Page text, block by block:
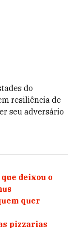
do
resiliência de
seu adversário
deixou o
quer
pizzarias